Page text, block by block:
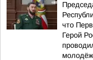
что
Герой